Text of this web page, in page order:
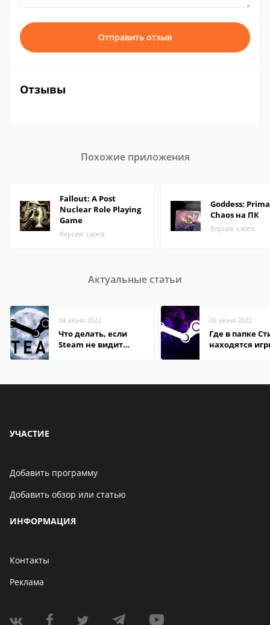
Отправить отзыв
Отзывы
Похожие приложения
Fallout: A Post
Nuclear Role Playing
Game
Версия: Latest
Goddess:
Chaos на ПК
Версия: Latest
Актуальные статьи
04 июня 2022
Что делать, если
Steam не видит
06 июня 2022
Где в папке
находятся
УЧАСТИЕ
Добавить программу
Добавить обзор или статью
ИНФОРМАЦИЯ
Контакты
Реклама